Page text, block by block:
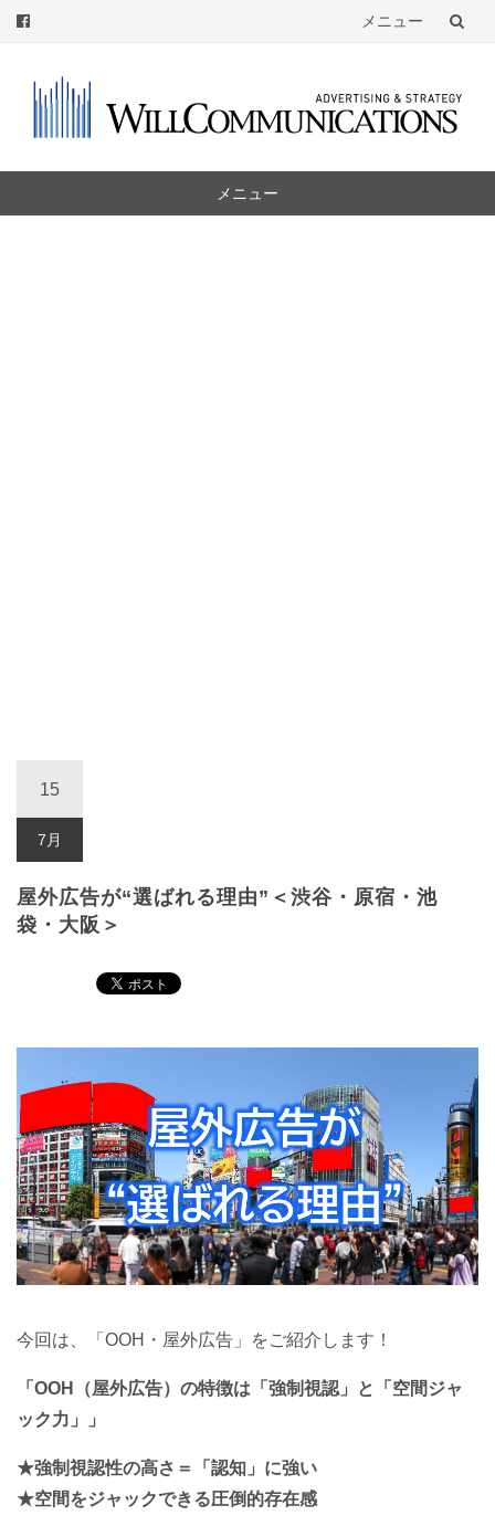
メニュー
ン
へ
メニュー
15
7月
屋外広告が“選ばれる理由”＜渋谷・原宿・池
袋・大阪＞
今回は、「OOH・屋外広告」をご紹介します！
「OOH（屋外広告）の特徴は「強制視認」と「空間ジャ
ック力」」
★強制視認性の高さ＝「認知」に強い
★空間をジャックできる圧倒的存在感